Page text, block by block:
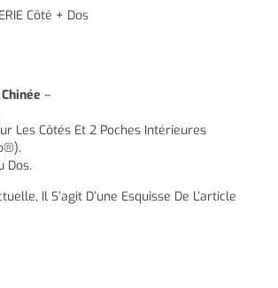
Côté + Dos
–
Les Côtés Et 2 Poches Intérieures
Dos.
Il S’agit D’une Esquisse De L’article